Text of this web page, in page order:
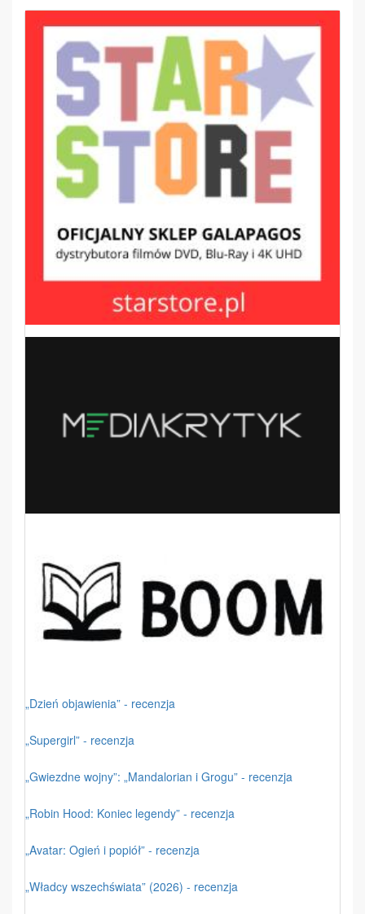
„Dzień objawienia” - recenzja
„Supergirl” - recenzja
„Gwiezdne wojny”: „Mandalorian i Grogu” - recenzja
„Robin Hood: Koniec legendy” - recenzja
„Avatar: Ogień i popiół” - recenzja
„Władcy wszechświata” (2026) - recenzja